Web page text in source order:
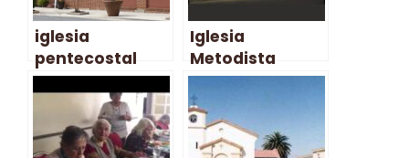
iglesia
pentecostal
roca de
salvacion (sana
doctrina) –
Padre Hurtado
Iglesia
Metodista
Pentecostal –
Padre Hurtado –
Padre Hurtado